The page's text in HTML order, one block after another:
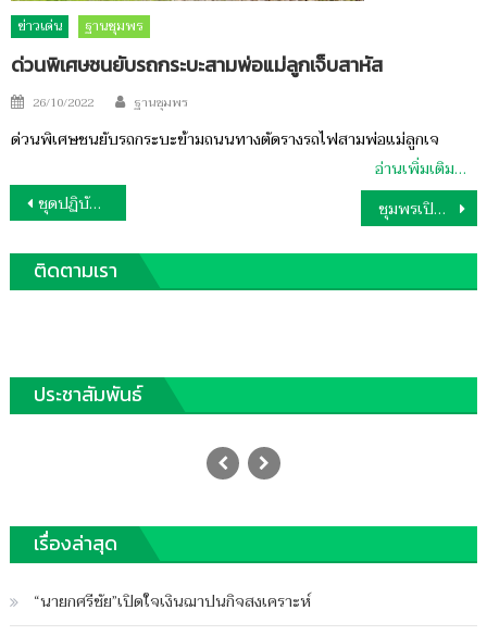
ข่าวเด่น ฐานชุมพร
ด่วนพิเศษชนยับรถกระบะสามพ่อแม่ลูกเจ็บสาหัส
Posted
26/10/2022 Author
ฐานชุมพร
ด่วนพิเศษชนยับรถกระบะข้ามถนนทางตัดรางรถไฟสามพ่อแม่ลูกเจ
อ่านเพิ่มเติม…
แนะแนว
เรื่อง
ชุดปฏิบัติการพิเศษ”ฉลามขาว” ยึดพื้นที่เพิกถอนเอกสารสิทธิ์-บุกรุกป่าชายเลนกว่า 400 ไร่ ชุมพรเปิดตัวโครงการ “เชียร์มันส์ สนั่นโลก” คาดคนแห่ซื้อไปรษณียบัตรทายบอลโลกกว่า 2 ล้านใบ
ติดตามเรา
ประชาสัมพันธ์
“สระพระราชทาน”ชุมชนบริหารจัดการน้ำ
อำเภอปะทิว
on
Author
ปิดความเห็นบน
พระราชทาน”ชุมชน
เรื่องล่าสุด
“นายกศรีชัย”เปิดใจเงินฌาปนกิจสงเคราะห์